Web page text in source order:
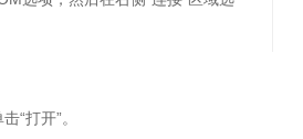
“打开”。